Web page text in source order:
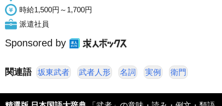
時給1,500円～1,700円
派遣社員
Sponsored by
関連語 坂東武者 武者人形 名詞 実例 衛門